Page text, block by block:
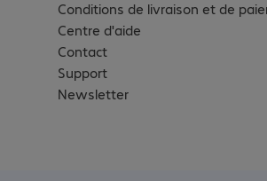
Conditions de livraison et de
Centre d'aide
Contact
Support
Newsletter